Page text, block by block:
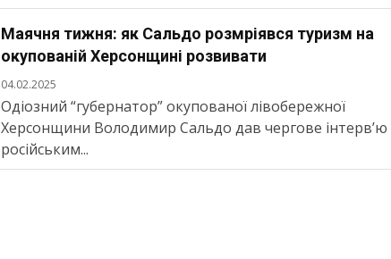
Маячня тижня: як Сальдо розмріявся туризм на
окупованій Херсонщині розвивати
04.02.2025
Одіозний “губернатор” окупованої лівобережної
Херсонщини Володимир Сальдо дав чергове інтерв’ю
російським...